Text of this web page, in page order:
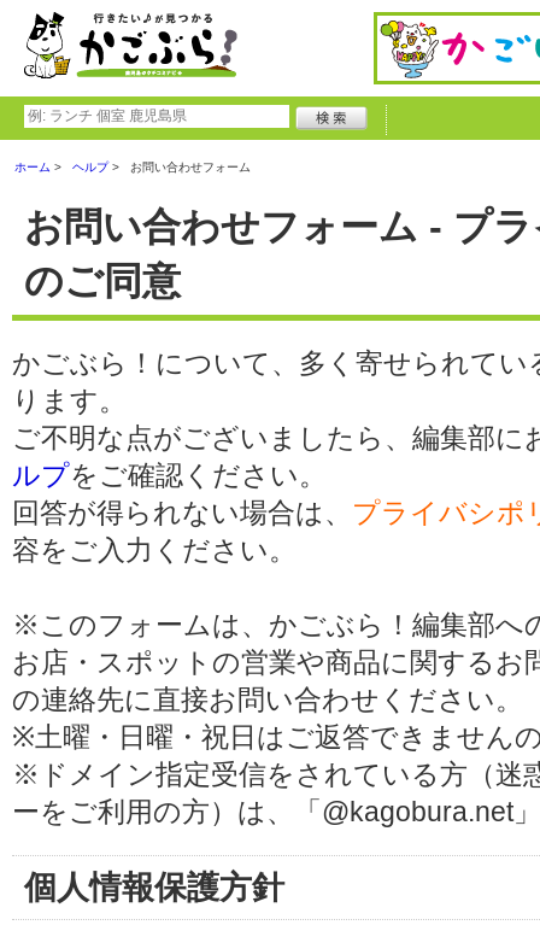
ホーム ヘルプ お問い合わせフォーム
お問い合わせフォーム - プ
のご同意
かごぶら！について、多く寄せられてい
ります。
ご不明な点がございましたら、編集部
ルプをご確認ください。
回答が得られない場合は、 プライバシポ
容をご入力ください。
※このフォームは、かごぶら！編集部へ
お店・スポットの営業や商品に関する
の連絡先に直接お問い合わせください。
※土曜・日曜・祝日はご返答できません
※ドメイン指定受信をされている方（迷
ーをご利用の方）は、「@kagobura.net
個人情報保護方針